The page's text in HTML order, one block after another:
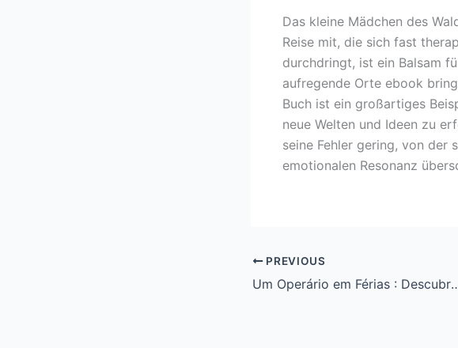
Das kleine Mädchen des
Reise mit, die sich fast
durchdringt, ist ein Balsam
aufregende Orte ebook
Buch ist ein großartiges
neue Welten und Ideen zu
seine Fehler gering, von der
emotionalen Resonanz
PREVIOUS
Um Operário em